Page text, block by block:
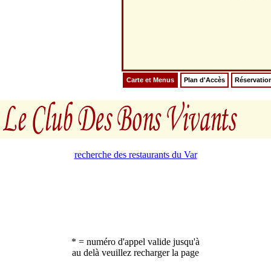
Carte et Menus Plan d'Accès
recherche des restaurants du Var
* = numéro d'appel valide jusqu'à
au delà veuillez recharger la page